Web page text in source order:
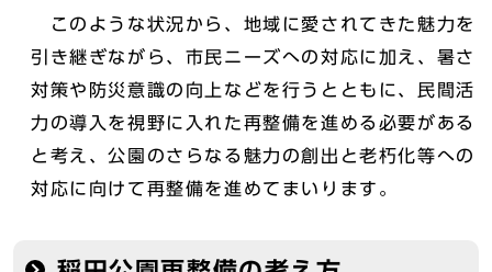
このような状況から、地域に愛されてきた魅力を
引き継ぎながら、市民ニーズへの対応に加え、暑さ
対策や防災意識の向上などを行うとともに、民間活
力の導入を視野に入れた再整備を進める必要がある
と考え、公園のさらなる魅力の創出と老朽化等への
対応に向けて再整備を進めてまいります。